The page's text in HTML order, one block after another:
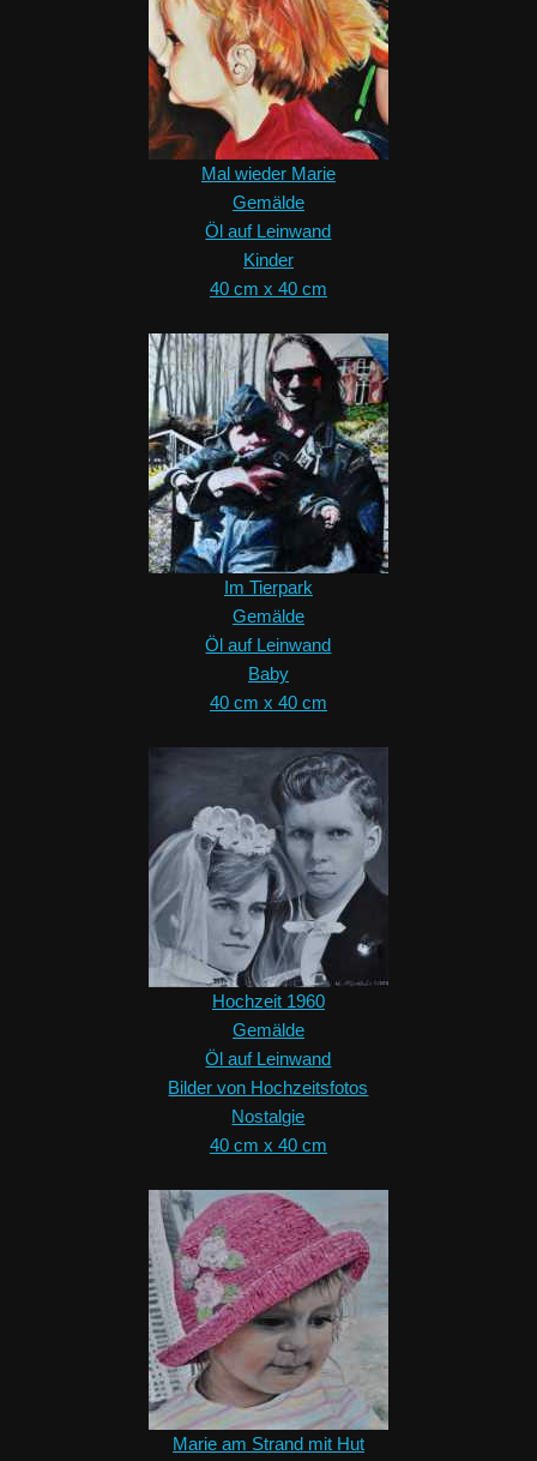
Mal wieder Marie
Gemälde
Öl auf Leinwand
Kinder
40 cm x 40 cm
Im Tierpark
Gemälde
Öl auf Leinwand
Baby
40 cm x 40 cm
Hochzeit 1960
Gemälde
Öl auf Leinwand
Bilder von Hochzeitsfotos
Nostalgie
40 cm x 40 cm
Marie am Strand mit Hut